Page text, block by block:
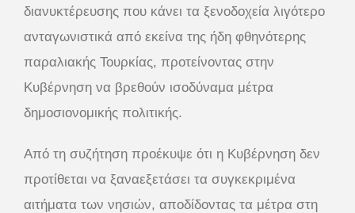
διανυκτέρευσης που κάνει τα ξενοδοχεία λιγότερο
ανταγωνιστικά από εκείνα της ήδη φθηνότερης
παραλιακής Τουρκίας, προτείνοντας στην
Κυβέρνηση να βρεθούν ισοδύναμα μέτρα
δημοσιονομικής πολιτικής.
Από τη συζήτηση προέκυψε ότι η Κυβέρνηση δεν
προτίθεται να ξαναεξετάσει τα συγκεκριμένα
αιτήματα των νησιών, αποδίδοντας τα μέτρα στη